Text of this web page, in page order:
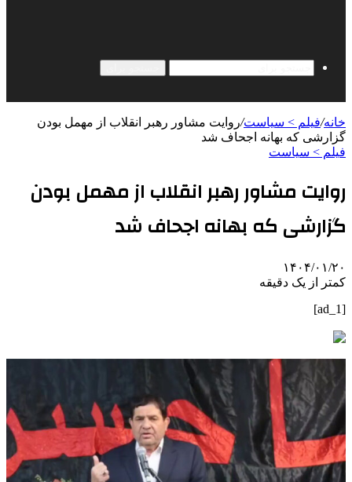
خانه/فیلم > سیاست/روایت مشاور رهبر انقلاب از مهمل بودن
گزارشی که بهانه اجحاف شد
فیلم > سیاست
روایت مشاور رهبر انقلاب از مهمل بودن
گزارشی که بهانه اجحاف شد
۱۴۰۴/۰۱/۲۰
کمتر از یک دقیقه
[ad_1]